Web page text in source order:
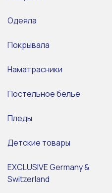
Одеяла
Покрывала
Наматрасники
Постельное белье
Пледы
Детские товары
EXCLUSIVE Germany &
Switzerland